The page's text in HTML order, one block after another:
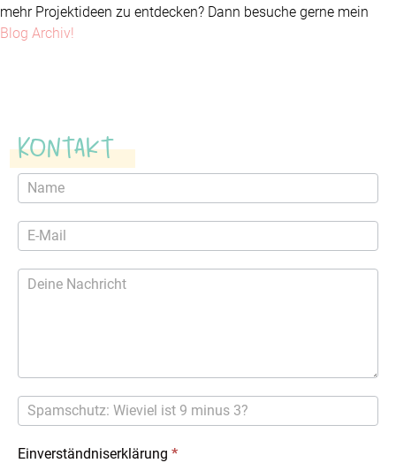
mehr Projektideen zu entdecken? Dann besuche gerne mein
Blog Archiv!
Kontakt
Kontaktformular
Einverständniserklärung *